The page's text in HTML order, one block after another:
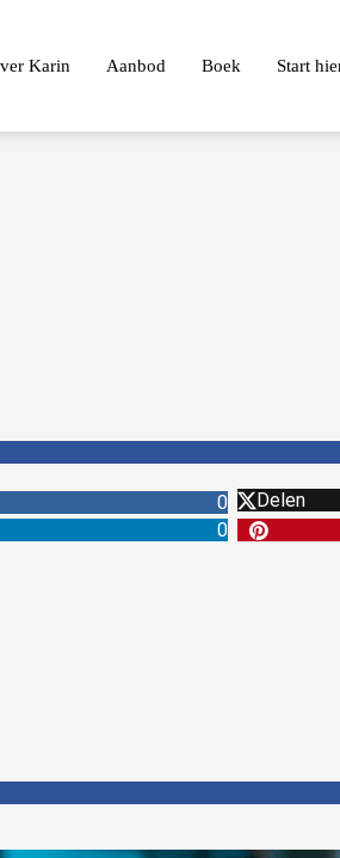
Karin Aanbod Boek Start
0 Delen
0